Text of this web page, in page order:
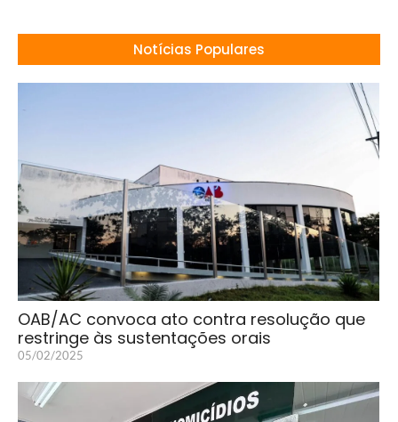
Notícias Populares
OAB/AC convoca ato contra resolução que
restringe às sustentações orais
05/02/2025